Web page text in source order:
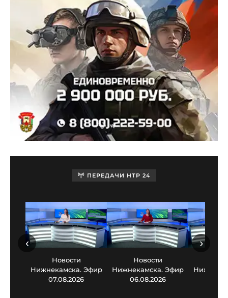
ПЕРЕДАЧИ НТР 24
Новости
Нижнекамска. Эфир
07.08.2026
Новости
Нижнекамска. Эфир
06.08.2026
‹ ›